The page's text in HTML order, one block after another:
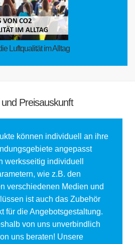
Luftqualität im Alltag
Preisauskunft
können individuell an ihre
angepasst
werksseitig individuell
wie z.B. den
verschiedenen Medien und
ist auch das Zubehör
für die Angebotsgestaltung.
von uns unverbindlich
uns beraten! Unsere